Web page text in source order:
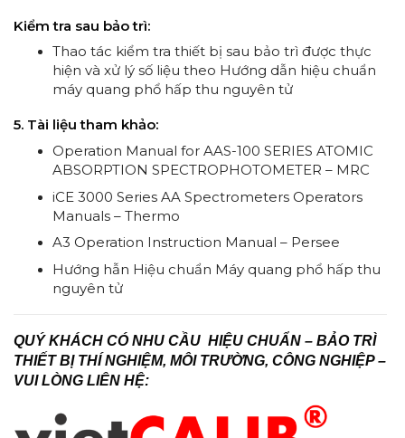
Kiểm tra sau bảo trì:
Thao tác kiểm tra thiết bị sau bảo trì đượcthực
hiện và xử lý số liệu theo Hướng dẫn hiệu chuẩn
máy quang phổ hấp thu nguyên tử
5. Tài liệu tham khảo:
Operation Manual for AAS-100 SERIES ATOMIC
ABSORPTION SPECTROPHOTOMETER – MRC
iCE 3000 Series AA Spectrometers Operators
Manuals – Thermo
A3 Operation Instruction Manual – Persee
Hướng hẫn Hiệu chuẩn Máy quang phổ hấp thu
nguyên tử
QUÝ KHÁCH CÓ NHU CẦU HIỆU CHUẨN – BẢO TRÌ
THIẾT BỊ THÍ NGHIỆM, MÔI TRƯỜNG, CÔNG NGHIỆP –
VUI LÒNG LIÊN HỆ: